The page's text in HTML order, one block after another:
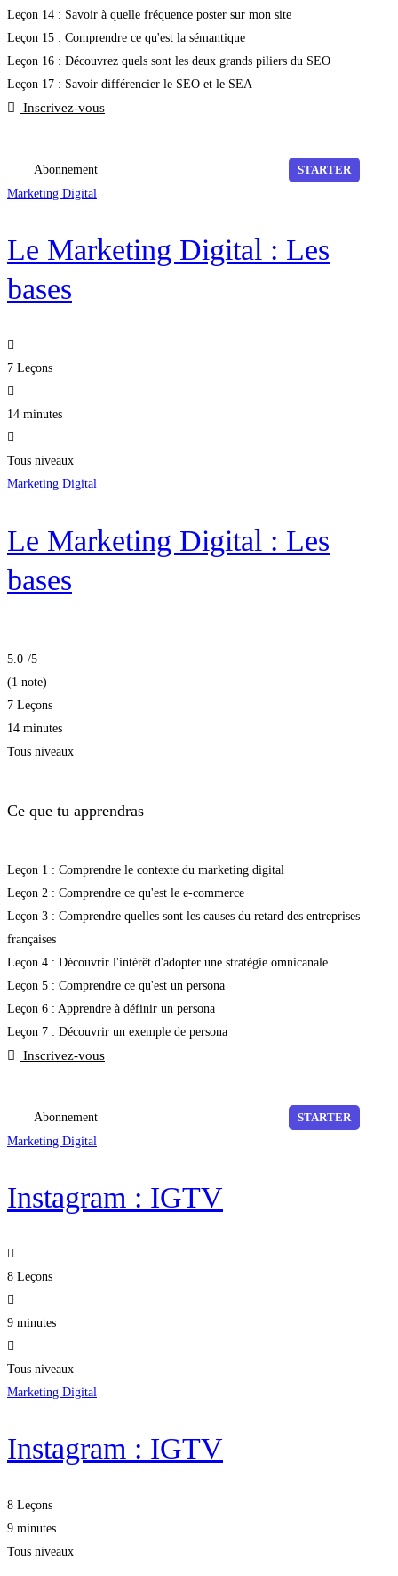
Leçon 14 : Savoir à quelle fréquence poster sur mon site
Leçon 15 : Comprendre ce qu'est la sémantique
Leçon 16 : Découvrez quels sont les deux grands piliers du SEO
Leçon 17 : Savoir différencier le SEO et le SEA
Inscrivez-vous
Abonnement
STARTER
Marketing Digital
Le Marketing Digital : Les
bases
7 Leçons
14 minutes
Tous niveaux
Marketing Digital
Le Marketing Digital : Les
bases
5.0 /5
(1 note)
7 Leçons
14 minutes
Tous niveaux
Ce que tu apprendras
Leçon 1 : Comprendre le contexte du marketing digital
Leçon 2 : Comprendre ce qu'est le e-commerce
Leçon 3 : Comprendre quelles sont les causes du retard des entreprises
françaises
Leçon 4 : Découvrir l'intérêt d'adopter une stratégie omnicanale
Leçon 5 : Comprendre ce qu'est un persona
Leçon 6 : Apprendre à définir un persona
Leçon 7 : Découvrir un exemple de persona
Inscrivez-vous
Abonnement
STARTER
Marketing Digital
Instagram : IGTV
8 Leçons
9 minutes
Tous niveaux
Marketing Digital
Instagram : IGTV
8 Leçons
9 minutes
Tous niveaux